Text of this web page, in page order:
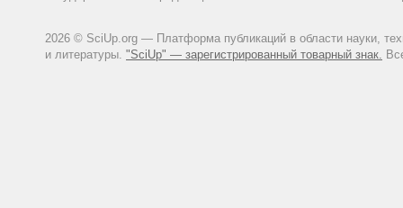
2026 © SciUp.org — Платформа публикаций в области науки,
и литературы. "SciUp" — зарегистрированный товарный знак.